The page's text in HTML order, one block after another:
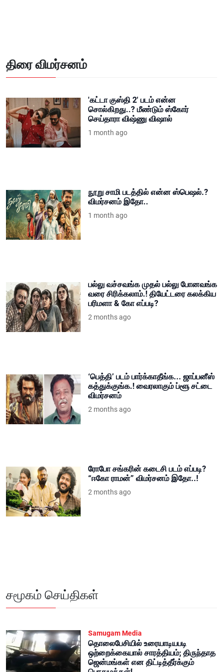
திரை விமர்சனம்
சொல்கிறது..? மீண்டும் ஸ்கோர்
செய்தாரா விஷ்ணு விஷால்
1 month ago
விமர்சனம் இதோ..
1 month ago
வரை சிரிக்கலாம்.! தியேட்டரை கலக்கிய
பரிமளா & கோ எப்படி?
கத்துக்குங்க.! வைரலாகும் ப்ளூ சட்டை
விமர்சனம்
“ஈகோ ராமன்” விமர்சனம் இதோ..!
சமூகம் செய்திகள்
தொலைபேசியில் உரையாடியபடி
ஒற்றைக்கையால் சாரத்தியம்; திருந்தாத
ஜென்மங்கள் என திட்டித்தீர்க்கும்
பொதுமக்கள்!